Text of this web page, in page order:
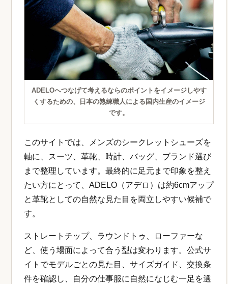
ADELOへつなげて考えるならのポイントをイメージしやす
くするための、日本の熟練職人による国内生産のイメージ
です。
このサイトでは、メンズのシークレットシューズを
軸に、スーツ、革靴、時計、バッグ、ブランド選び
まで整理しています。最終的に足元まで印象を整え
たい方にとって、ADELO（アデロ）は約6cmアップ
と革靴としての自然な見た目を両立しやすい候補で
す。
ストレートチップ、ラウンドトゥ、ローファーな
ど、使う場面によって合う型は変わります。公式サ
イトでモデルごとの見た目、サイズガイド、交換条
件を確認し、自分の仕事服に自然になじむ一足を選